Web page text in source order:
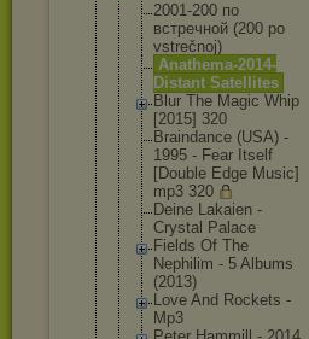
2001-200 по
встречной (200 po
vstrečnoj)
Anathema-2014-
Distant Satellites
Blur The Magic Whip
[2015] 320
Braindance (USA) -
1995 - Fear Itself
[Double Edge Music]
mp3 320
Deine Lakaien -
Crystal Palace
Fields Of The
Nephilim - 5 Albums
(2013)
Love And Rockets -
Mp3